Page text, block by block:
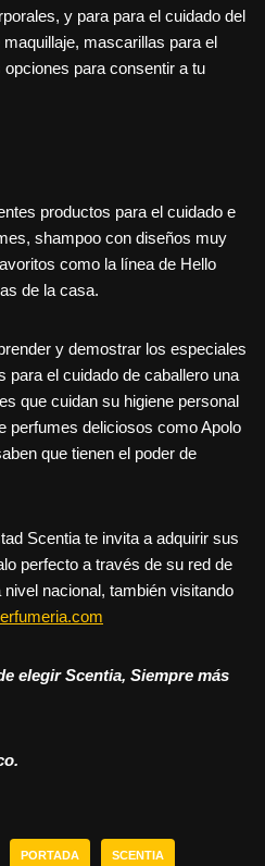
y para para el cuidado del
mascarillas para el
para consentir a tu
productos para el cuidado e
shampoo con diseños muy
como la línea de Hello
de la casa.
y demostrar los especiales
para el cuidado de caballero una
que cuidan su higiene personal
perfumes deliciosos como Apolo
que tienen el poder de
Scentia te invita a adquirir sus
perfecto a través de su red de
nacional, también visitando
elegir Scentia, Siempre más
PORTADA SCENTIA